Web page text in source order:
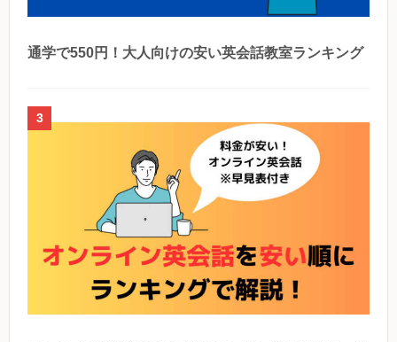
通学で550円！大人向けの安い英会話教室ランキング
3